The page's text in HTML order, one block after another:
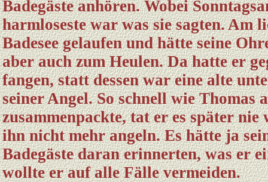
Badegäste anhören. Wobei
harmloseste war was sie sagten. Am
Badesee gelaufen und hätte seine
aber auch zum Heulen. Da hatte er
fangen, statt dessen war eine alte
seiner Angel. So schnell wie Thomas
zusammenpackte, tat er es später nie
ihn nicht mehr angeln. Es hätte ja
Badegäste daran erinnerten, was er
wollte er auf alle Fälle vermeiden.